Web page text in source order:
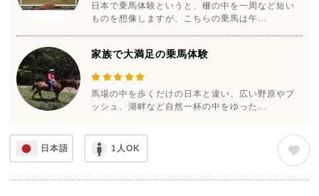
日本で乗馬体験というと、柵の中を一周など短い
ものを想像しますが、こちらの乗馬は午...
家族で大満足の乗馬体験
馬場の中を歩くだけの日本と違い、広い野原やブ
ッシュ、湖畔など自然一杯の中をゆった...
日本語 1人OK